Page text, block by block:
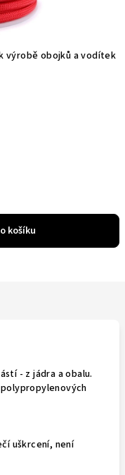
výrobě obojků a vodítek
košíku
- z jádra a obalu.
uškrcení, není